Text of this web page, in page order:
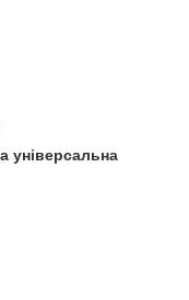
універсальна